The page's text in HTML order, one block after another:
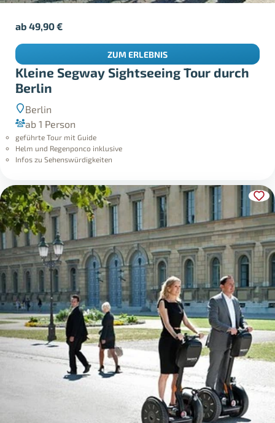
Kleine Segway Sightseeing Tour durch
Berlin
Berlin
ab 1 Person
geführte Tour mit Guide
Helm und Regenponco inklusive
Infos zu Sehenswürdigkeiten
ab49,90€
ZUM ERLEBNIS